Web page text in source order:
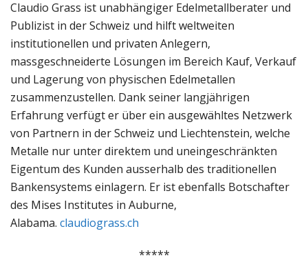
Claudio Grass ist unabhängiger Edelmetallberater und
Publizist in der Schweiz und hilft weltweiten
institutionellen und privaten Anlegern,
massgeschneiderte Lösungen im Bereich Kauf, Verkauf
und Lagerung von physischen Edelmetallen
zusammenzustellen. Dank seiner langjährigen
Erfahrung verfügt er über ein ausgewähltes Netzwerk
von Partnern in der Schweiz und Liechtenstein, welche
Metalle nur unter direktem und uneingeschränkten
Eigentum des Kunden ausserhalb des traditionellen
Bankensystems einlagern. Er ist ebenfalls Botschafter
des Mises Institutes in Auburne,
Alabama. claudiograss.ch
*****